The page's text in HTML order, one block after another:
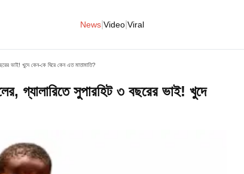
News Video Viral
ভাই! খুদে কেন-কে ঘিরে কেন এত মাতামাতি?
গ্যালারিতে সুপারহিট ৩ বছরের ভাই! খুদে